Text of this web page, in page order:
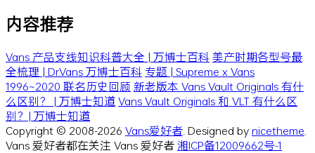
内容推荐
Vans 产品支线知识科普大全 | 万博士百科美产时期各型号最
全梳理 | Dr.Vans 万博士百科 专题 | Supreme x Vans
1996~2020 联名历史回顾 新老版本 Vans Vault Originals 有什
么区别？ | 万博士知道Vans Vault Originals 和 VLT 有什么区
别？| 万博士知道
Copyright © 2008-2026 Vans爱好者 . Designed bynicetheme
Vans 爱好者都在关注 Vans 爱好者湘ICP备12009662号-1